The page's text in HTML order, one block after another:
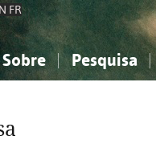
FR
Sobre Pesquisa
Ciências sociais...
Ciências sociais...